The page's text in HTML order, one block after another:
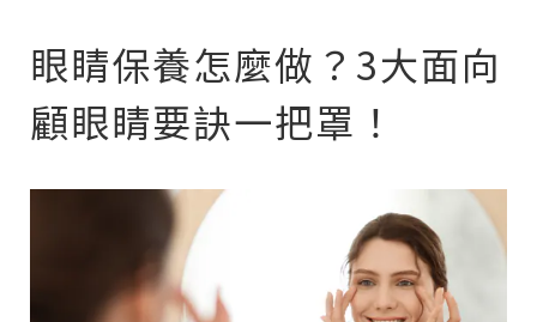
眼睛保養怎麼做？3大面向
顧眼睛要訣一把罩！